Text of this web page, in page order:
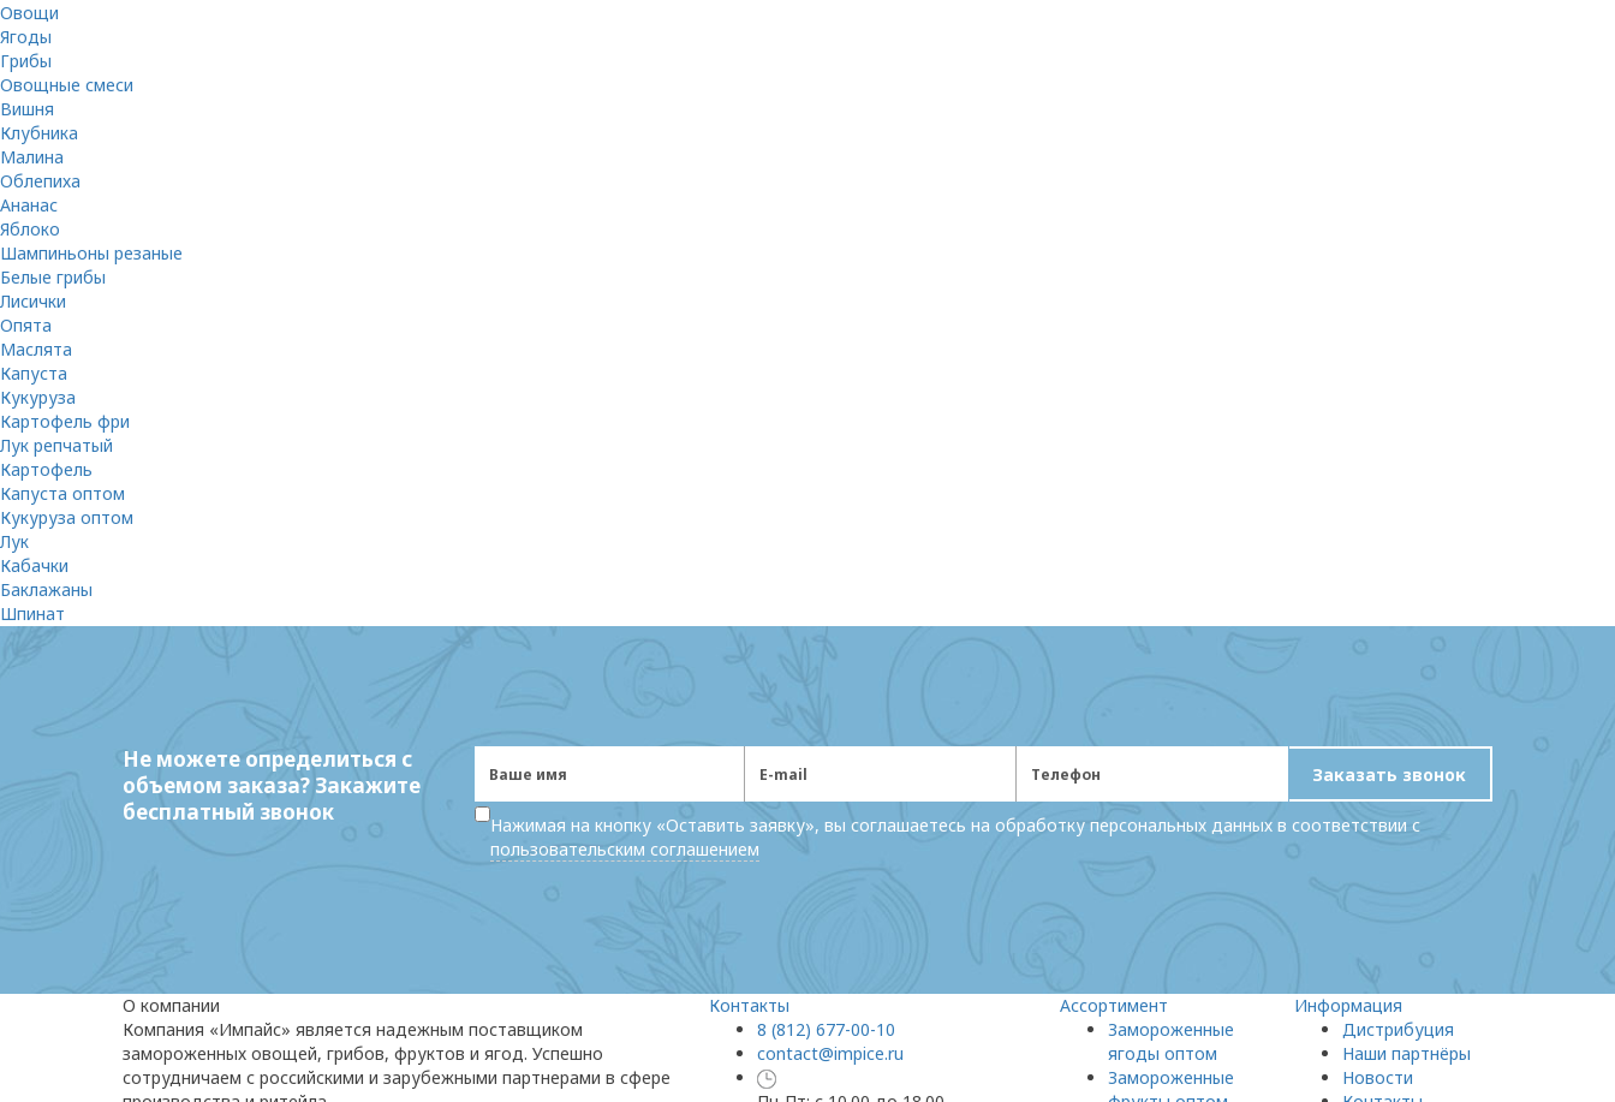
Овощи
Ягоды
Грибы
Овощные смеси
Вишня
Клубника
Малина
Облепиха
Ананас
Яблоко
Шампиньоны резаные
Белые грибы
Лисички
Опята
Маслята
Капуста
Кукуруза
Картофель фри
Лук репчатый
Картофель
Капуста оптом
Кукуруза оптом
Лук
Кабачки
Баклажаны
Шпинат
Не можете определиться с
объемом заказа? Закажите
бесплатный звонок
Заказать звонок
Нажимая на кнопку «Оставить заявку», вы соглашаетесь на обработку персональных данных в соответствии с
пользовательским соглашением
О компании
Компания «Импайс» является надежным поставщиком
замороженных овощей, грибов, фруктов и ягод. Успешно
сотрудничаем с российскими и зарубежными партнерами в сфере
Контакты
8 (812) 677-00-10
contact@impice.ru
Ассортимент
Замороженные
ягоды оптом
Замороженные
Информация
Дистрибуция
Наши партнёры
Новости